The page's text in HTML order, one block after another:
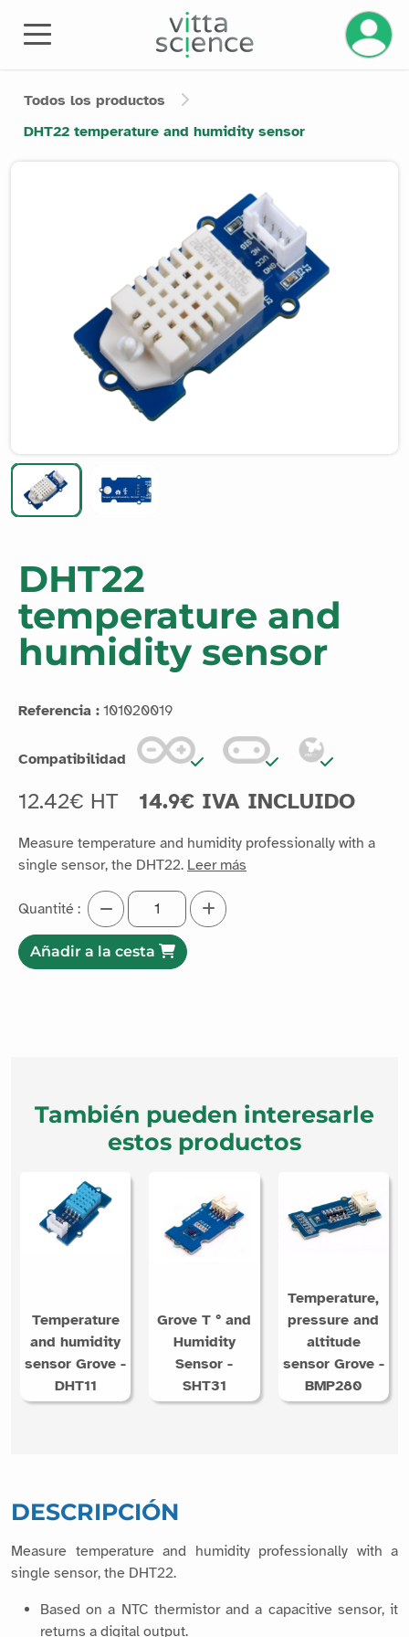
Todos los productos
DHT22 temperature and humidity sensor
DHT22
temperature and
humidity sensor
Referencia : 101020019
Compatibilidad
12.42€ HT 14.9€ IVA INCLUIDO
Measure temperature and humidity professionally with a
single sensor, the DHT22. Leer más
Quantité :
Añadir a la cesta
También pueden interesarle
estos productos
Temperature
and humidity
sensor Grove -
DHT11
Grove T ° and
Humidity
Sensor -
SHT31
Temperature,
pressure and
altitude
sensor Grove -
BMP280
DESCRIPCIÓN
Measure temperature and humidity professionally with a
single sensor, the DHT22.
Based on a NTC thermistor and a capacitive sensor, it
returns a digital output.